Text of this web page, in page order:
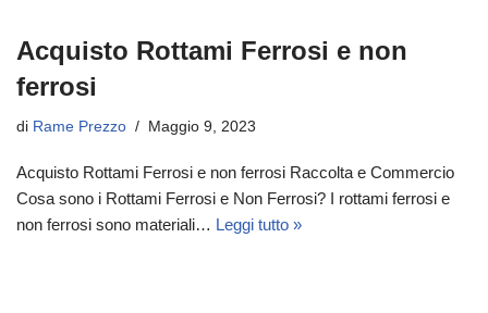
Acquisto Rottami Ferrosi e non
ferrosi
di Rame Prezzo Maggio 9, 2023
Acquisto Rottami Ferrosi e non ferrosi Raccolta e Commercio
Cosa sono i Rottami Ferrosi e Non Ferrosi? I rottami ferrosi e
non ferrosi sono materiali… Leggi tutto »